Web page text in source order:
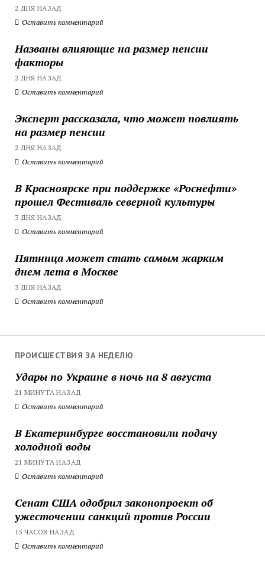
2 ДНЯ НАЗАД
Оставить комментарий
Названы влияющие на размер пенсии
факторы
2 ДНЯ НАЗАД
Оставить комментарий
Эксперт рассказала, что может повлиять
на размер пенсии
2 ДНЯ НАЗАД
Оставить комментарий
В Красноярске при поддержке «Роснефти»
прошел Фестиваль северной культуры
3 ДНЯ НАЗАД
Оставить комментарий
Пятница может стать самым жарким
днем лета в Москве
3 ДНЯ НАЗАД
Оставить комментарий
ПРОИСШЕСТВИЯ ЗА НЕДЕЛЮ
Удары по Украине в ночь на 8 августа
21 МИНУТА НАЗАД
Оставить комментарий
В Екатеринбурге восстановили подачу
холодной воды
21 МИНУТА НАЗАД
Оставить комментарий
Сенат США одобрил законопроект об
ужесточении санкций против России
15 ЧАСОВ НАЗАД
Оставить комментарий